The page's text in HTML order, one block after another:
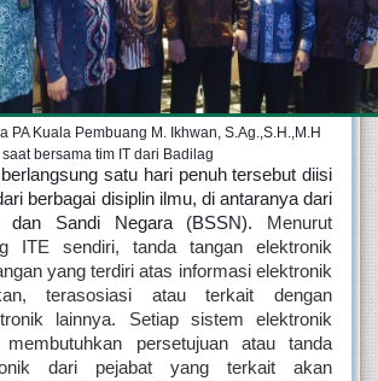
PA Kuala Pembuang M. Ikhwan, S.Ag.,S.H.,M.H
saat bersama tim IT dari Badilag
satu hari penuh tersebut diisi
berbagai disiplin ilmu, di antaranya dari
dan Sandi Negara (BSSN).
Menurut
ITE sendiri, tanda tangan elektronik
yang terdiri atas informasi elektronik
terasosiasi atau terkait dengan
lainnya. Setiap sistem elektronik
persetujuan atau tanda
dari pejabat yang terkait akan